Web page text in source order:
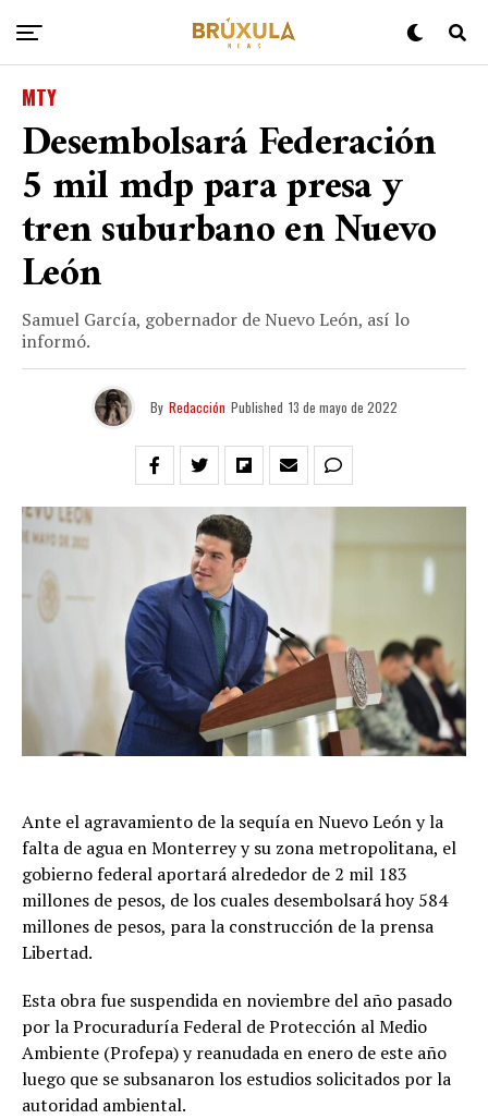
MTY
Desembolsará Federación
5 mil mdp para presa y
tren suburbano en Nuevo
León
Samuel García, gobernador de Nuevo León, así lo
informó.
By Redacción Published 13 de mayo de 2022
Ante el agravamiento de la sequía en Nuevo León y la
falta de agua en Monterrey y su zona metropolitana, el
gobierno federal aportará alrededor de 2 mil 183
millones de pesos, de los cuales desembolsará hoy 584
millones de pesos, para la construcción de la prensa
Libertad.
Esta obra fue suspendida en noviembre del año pasado
por la Procuraduría Federal de Protección al Medio
Ambiente (Profepa) y reanudada en enero de este año
luego que se subsanaron los estudios solicitados por la
autoridad ambiental.